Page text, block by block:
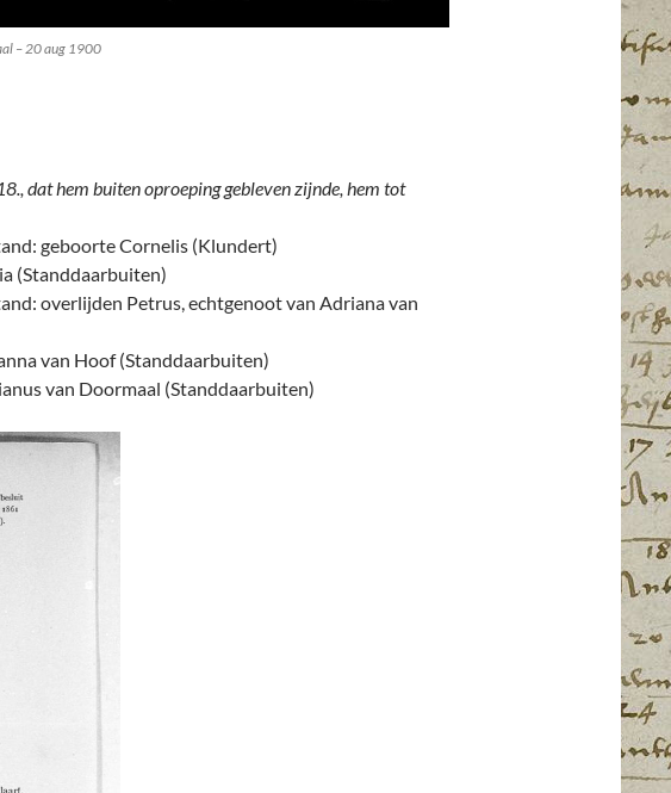
– 20 aug 1900
dat hem buiten oproeping gebleven zijnde, hem tot
geboorte Cornelis (Klundert)
(Standdaarbuiten)
overlijden Petrus, echtgenoot van Adriana van
van Hoof (Standdaarbuiten)
van Doormaal (Standdaarbuiten)